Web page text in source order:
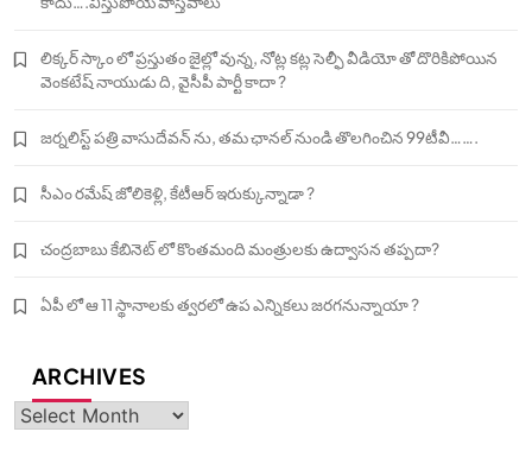
లిక్కర్ స్కాం లో ప్రస్తుతం జైల్లో వున్న, నోట్ల కట్ల సెల్ఫీ వీడియో తో దొరికిపోయిన
వెంకటేష్ నాయుడు ది, వైసీపీ పార్టీ కాదా ?
జర్నలిస్ట్ పత్రి వాసుదేవన్ ను, తమ ఛానల్ నుండి తొలగించిన 99టీవీ…….
సీఎం రమేష్ జోలికెళ్లి, కేటీఆర్ ఇరుక్కున్నాడా ?
చంద్రబాబు కేబినెట్ లో కొంతమంది మంత్రులకు ఉద్వాసన తప్పదా?
ఏపీ లో ఆ 11 స్థానాలకు త్వరలో ఉప ఎన్నికలు జరగనున్నాయా ?
ARCHIVES
Archives